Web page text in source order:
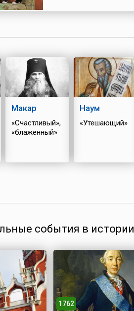
Макар
«Счастливый»,
«блаженный»
Наум
«Утешающий»
события в истории
1762